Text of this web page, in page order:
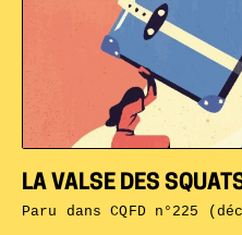
LA VALSE DES
Paru dansCQFD n°225